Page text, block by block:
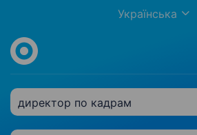
Українська
директор по кадрам